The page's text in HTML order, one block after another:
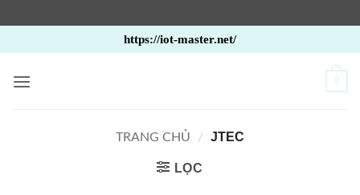
qua
nội
https://iot-master.net/
0
TRANG CHỦ / JTEC
LỌC